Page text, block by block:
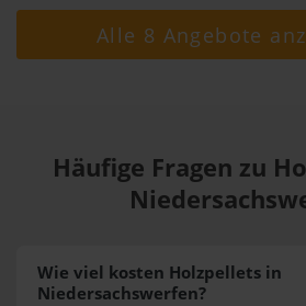
Alle 8 Angebote
Häufige Fragen zu
Wie viel kosten Holzpellets in
Niedersachswerfen?